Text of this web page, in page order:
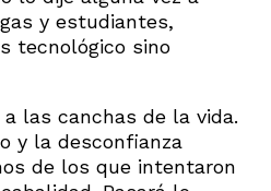
y estudiantes,
tecnológico sino
las canchas de la vida.
y la desconfianza
de los que intentaron